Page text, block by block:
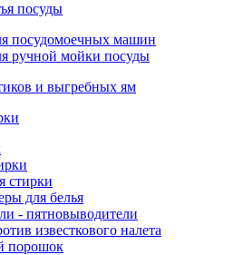
посуды
посудомоечных машин
ручной мойки посуды
и выгребных ям
стирки
для белья
- пятновыводители
известкового налета
порошок